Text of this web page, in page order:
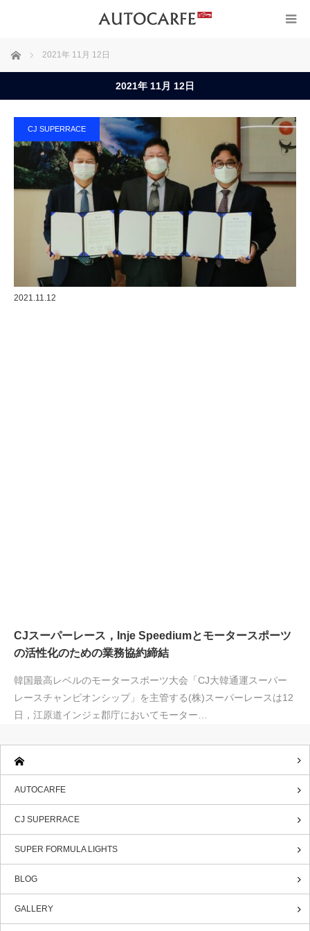
ホーム 2021年 11月 12日
2021年 11月 12日
CJ SUPERRACE
2021.11.12
CJスーパーレース，Inje Speediumとモータースポーツ
の活性化のための業務協約締結
韓国最高レベルのモータースポーツ大会「CJ大韓通運スーパー
レースチャンピオンシップ」を主管する(株)スーパーレースは12
日，江原道インジェ郡庁においてモーター…
AUTOCARFE
CJ SUPERRACE
SUPER FORMULA LIGHTS
BLOG
GALLERY